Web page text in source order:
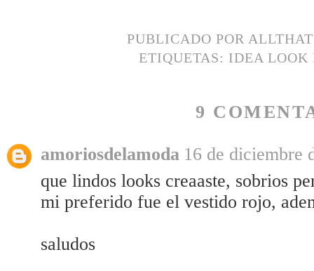
PUBLICADO POR
ETIQUETAS: IDEA LOOK
9
amoriosdelamoda 16 de diciembre
que lindos looks creaaste, sobrios
mi preferido fue el vestido rojo,
saludos